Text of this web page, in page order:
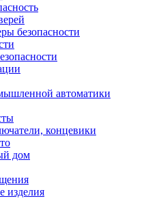
безопасности
автоматики
концевики
дом
изделия